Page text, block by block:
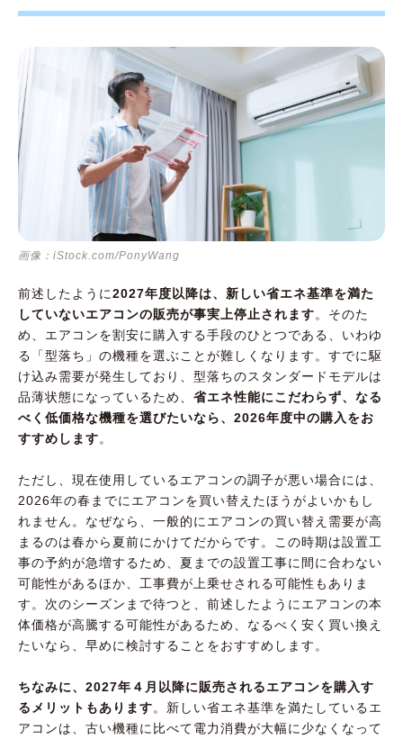
画像：iStock.com/PonyWang
前述したように2027年度以降は、新しい省エネ基準を満た
していないエアコンの販売が事実上停止されます。そのた
め、エアコンを割安に購入する手段のひとつである、いわゆ
る「型落ち」の機種を選ぶことが難しくなります。すでに駆
け込み需要が発生しており、型落ちのスタンダードモデルは
品薄状態になっているため、 省エネ性能にこだわらず、なる
べく低価格な機種を選びたいなら、2026年度中の購入をお
すすめします。
ただし、現在使用しているエアコンの調子が悪い場合には、
2026年の春までにエアコンを買い替えたほうがよいかもし
れません。なぜなら、一般的にエアコンの買い替え需要が高
まるのは春から夏前にかけてだからです。この時期は設置工
事の予約が急増するため、夏までの設置工事に間に合わない
可能性があるほか、工事費が上乗せされる可能性もありま
す。次のシーズンまで待つと、前述したようにエアコンの本
体価格が高騰する可能性があるため、なるべく安く買い換え
たいなら、早めに検討することをおすすめします。
ちなみに、2027年４月以降に販売されるエアコンを購入す
るメリットもあります。新しい省エネ基準を満たしているエ
アコンは、古い機種に比べて電力消費が大幅に少なくなって